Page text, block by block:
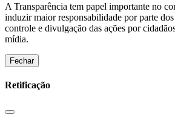
A Transparência tem papel importante no
induzir maior responsabilidade por parte
controle e divulgação das ações por
mídia.
Fechar
Retificação